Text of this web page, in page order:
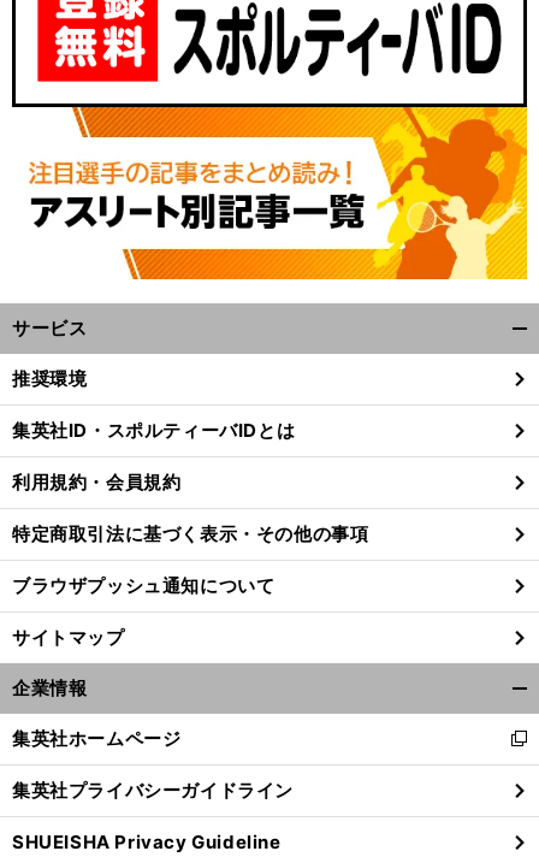
サービス
閉
る
推奨環境
集英社ID・スポルティーバIDとは
利用規約・会員規約
特定商取引法に基づく表示・その他の事項
ブラウザプッシュ通知について
サイトマップ
企業情報
閉
る
集英社ホームページ
新
し
い
ウ
ィ
集英社プライバシーガイドライン
SHUEISHA Privacy Guideline